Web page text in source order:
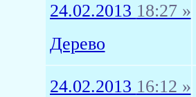
24.02.2013 18:27 »
Дерево
24.02.2013 16:12 »